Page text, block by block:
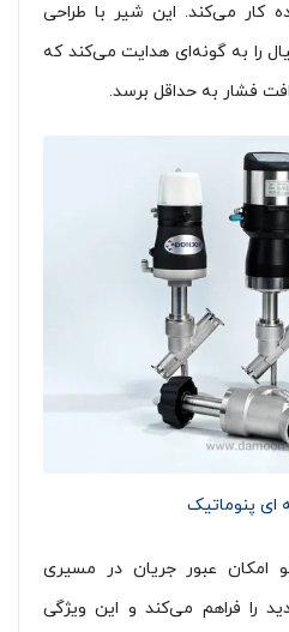
کار می‌کند. این شیر با طراحی
را به گونه‌ای هدایت می‌کند که
فشار به حداقل برسد.
ای پنوماتیک
امکان عبور جریان در مسیری
را فراهم می‌کند و این ویژگی